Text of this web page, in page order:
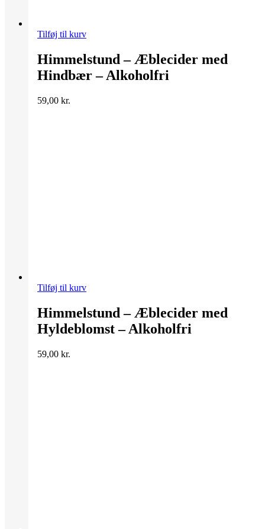
Tilføj til kurv
Himmelstund – Æblecider med
Hindbær – Alkoholfri
59,00 kr.
Tilføj til kurv
Himmelstund – Æblecider med
Hyldeblomst – Alkoholfri
59,00 kr.